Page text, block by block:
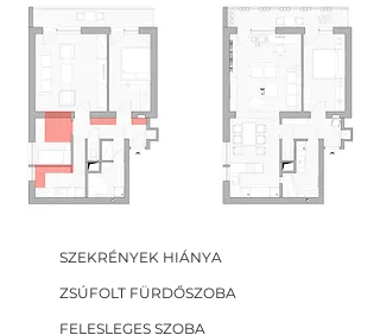
SZEKRÉNYEK HIÁNYA
ZSÚFOLT FÜRDŐSZOBA
FELESLEGES SZOBA